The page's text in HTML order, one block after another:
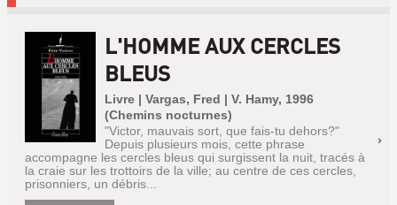
L'HOMME AUX CERCLES
BLEUS
Livre | Vargas, Fred | V. Hamy, 1996
(Chemins nocturnes)
"Victor, mauvais sort, que fais-tu dehors?"
Depuis plusieurs mois, cette phrase
accompagne les cercles bleus qui surgissent la nuit, tracés à
la craie sur les trottoirs de la ville; au centre de ces cercles,
prisonniers, un débris...